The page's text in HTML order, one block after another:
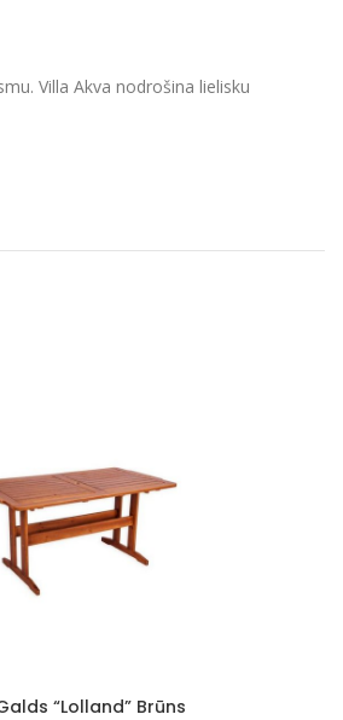
Villa Akva nodrošina lielisku
“Lolland” Brūns